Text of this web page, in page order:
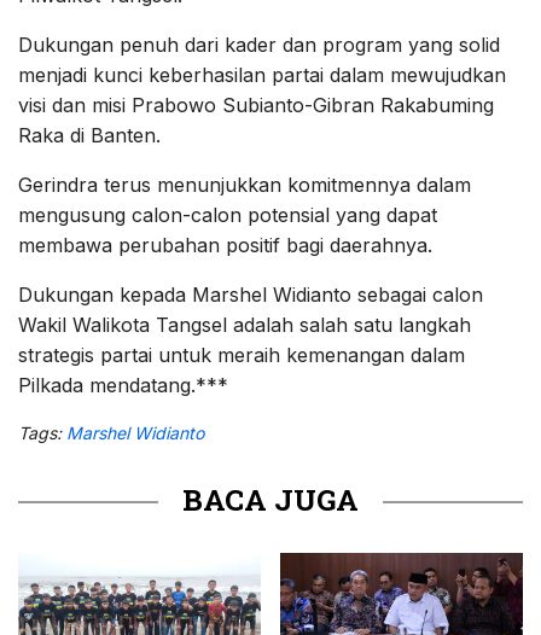
Dukungan penuh dari kader dan program yang solid
menjadi kunci keberhasilan partai dalam mewujudkan
visi dan misi Prabowo Subianto-Gibran Rakabuming
Raka di Banten.
Gerindra terus menunjukkan komitmennya dalam
mengusung calon-calon potensial yang dapat
membawa perubahan positif bagi daerahnya.
Dukungan kepada Marshel Widianto sebagai calon
Wakil Walikota Tangsel adalah salah satu langkah
strategis partai untuk meraih kemenangan dalam
Pilkada mendatang.***
Tags: Marshel Widianto
BACA JUGA